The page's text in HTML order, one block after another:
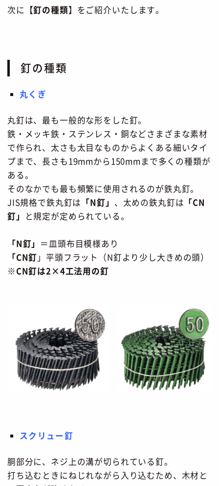
次に【釘の種類】をご紹介いたします。
釘の種類
丸くぎ
丸釘は、最も一般的な形をした釘。
鉄・メッキ鉄・ステンレス・銅などさまざまな素材
で作られ、太さも太目なものからよくある細いタイ
プまで、長さも19mmから150mmまで多くの種類が
ある。
そのなかでも最も頻繁に使用されるのが鉄丸釘。
JIS規格で鉄丸釘は 「N釘」 、太めの鉄丸釘は 「CN
釘」
と規定が定められている。
「N釘」 ＝皿頭布目模様あり
「CN釘 」平頭フラット（N釘より少し大きめの頭）
※CN釘は2×4工法用の釘
スクリュー釘
胴部分に、ネジ上の溝が切られている釘。
打ち込むときにねじれながら入り込むため、木材と